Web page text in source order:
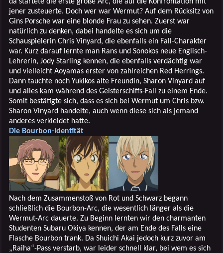
jener zusteuerte. Doch wer war Wermut? Auf dem Rücksitz von
Gins Porsche war eine blonde Frau zu sehen. Zuerst war
natürlich zu denken, dabei handelte es sich um die
Schauspielerin Chris Vinyard, die ebenfalls ein Fall-Charakter
war. Kurz darauf lernte man Rans und Sonokos neue Englisch-
Lehrerin, Jody Starling kennen, die ebenfalls verdächtig war
und vielleicht Aoyamas erster von zahlreichen Red Herrings.
Dann tauchte noch Yukikos alte Freundin, Sharon Vinyard auf
und alles kam während des Geisterschiffs-Fall zu einem Ende.
Somit bestätigte sich, dass es sich bei Wermut um Chris bzw.
Sharon Vinyard handelte, auch wenn diese sich als jemand
anderes verkleidet hatte.
Die Bourbon-Identität
Nach dem Zusammenstoß von Rot und Schwarz begann
schließlich die Bourbon-Arc, die wesentlich länger als die
Wermut-Arc dauerte. Zu Beginn lernten wir den charmanten
Studenten Subaru Okiya kennen, der am Ende des Falls eine
Flasche Bourbon trank. Da Shuichi Akai jedoch kurz zuvor am
„Raiha“-Pass verstarb, war leider schnell klar, bei wem es sich